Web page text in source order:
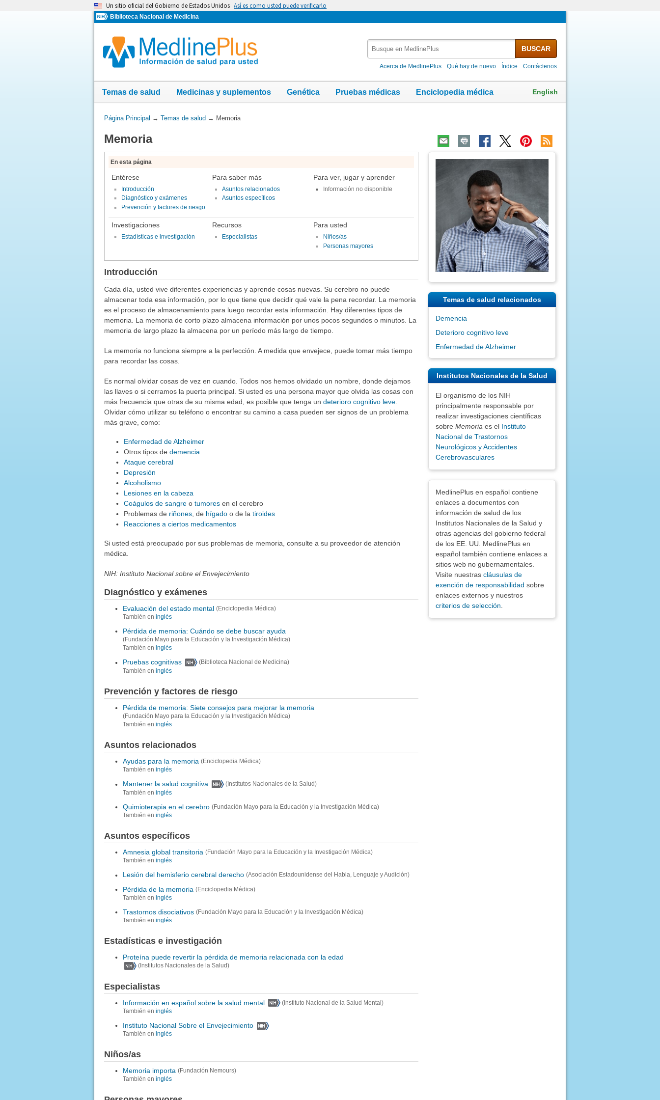
Un sitio oficial del Gobierno de Estados Unidos Así es como usted puede verificarlo
Biblioteca Nacional de Medicina
MedlinePlus
BUSCAR
Acerca de MedlinePlus Qué hay de nuevo Índice Contáctenos
Temas de salud Medicinas y suplementos Genética Pruebas médicas Enciclopedia médica English
Usted
aquí:
Página Principal → Temas de salud → Memoria
Memoria
En esta página
Entérese
Introducción
Diagnóstico y exámenes
Prevención y factores de riesgo
Para saber más
Asuntos relacionados
Asuntos específicos
Para ver, jugar y aprender
Información no disponible
Investigaciones
Estadísticas e investigación
Recursos
Especialistas
Para usted
Niños/as
Personas mayores
Introducción
Cada día, usted vive diferentes experiencias y aprende cosas nuevas. Su cerebro no puede
almacenar toda esa información, por lo que tiene que decidir qué vale la pena recordar. La memoria
es el proceso de almacenamiento para luego recordar esta información. Hay diferentes tipos de
memoria. La memoria de corto plazo almacena información por unos pocos segundos o minutos. La
memoria de largo plazo la almacena por un período más largo de tiempo.
La memoria no funciona siempre a la perfección. A medida que envejece, puede tomar más tiempo
para recordar las cosas.
Es normal olvidar cosas de vez en cuando. Todos nos hemos olvidado un nombre, donde dejamos
las llaves o si cerramos la puerta principal. Si usted es una persona mayor que olvida las cosas con
más frecuencia que otras de su misma edad, es posible que tenga un deterioro cognitivo leve.
Olvidar cómo utilizar su teléfono o encontrar su camino a casa pueden ser signos de un problema
más grave, como:
Enfermedad de Alzheimer
Otros tipos de demencia
Ataque cerebral
Depresión
Alcoholismo
Lesiones en la cabeza
Coágulos de sangreo tumoresen el cerebro
Problemas de riñones, de hígadoo de la tiroides
Reacciones a ciertos medicamentos
Si usted está preocupado por sus problemas de memoria, consulte a su proveedor de atención
médica.
NIH: Instituto Nacional sobre el Envejecimiento
Diagnóstico y exámenes
Evaluación del estado mental (Enciclopedia Médica)
También en inglés
Pérdida de memoria: Cuándo se debe buscar ayuda
(Fundación Mayo para la Educación y la Investigación Médica)
También en inglés
Pruebas cognitivas
(Biblioteca Nacional de Medicina)
También en inglés
Prevención y factores de riesgo
Pérdida de memoria: Siete consejos para mejorar la memoria
(Fundación Mayo para la Educación y la Investigación Médica)
También en inglés
Asuntos relacionados
Ayudas para la memoria (Enciclopedia Médica)
También en inglés
Mantener la salud cognitiva
(Institutos Nacionales de la Salud)
También en inglés
Quimioterapia en el cerebro (Fundación Mayo para la Educación y la Investigación Médica)
También en inglés
Asuntos específicos
Amnesia global transitoria (Fundación Mayo para la Educación y la Investigación Médica)
También en inglés
Lesión del hemisferio cerebral derecho (Asociación Estadounidense del Habla, Lenguaje y Audición)
Pérdida de la memoria (Enciclopedia Médica)
También en inglés
Trastornos disociativos (Fundación Mayo para la Educación y la Investigación Médica)
También en inglés
Estadísticas e investigación
Proteína puede revertir la pérdida de memoria relacionada con la edad
(Institutos Nacionales de la Salud)
Especialistas
Información en español sobre la salud mental
(Instituto Nacional de la Salud Mental)
También en inglés
Instituto Nacional Sobre el Envejecimiento
También en inglés
Niños/as
Memoria importa (Fundación Nemours)
También en inglés
Tema
Temas de salud relacionados
Demencia
Deterioro cognitivo leve
Enfermedad de Alzheimer
Institutos Nacionales de la Salud
El organismo de los NIH
principalmente responsable por
realizar investigaciones científicas
sobre Memoria es el Instituto
Nacional de Trastornos
Neurológicos y Accidentes
Cerebrovasculares
MedlinePlus en español contiene
enlaces a documentos con
información de salud de los
Institutos Nacionales de la Salud y
otras agencias del gobierno federal
de los EE. UU. MedlinePlus en
español también contiene enlaces a
sitios web no gubernamentales.
Visite nuestras cláusulas de
exención de responsabilidad sobre
enlaces externos y nuestros
criterios de selección